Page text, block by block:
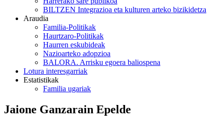
BILTZEN Integrazioa eta kulturen arteko bizikidetza
Araudia
Familia-Politikak
Haurtzaro-Politikak
Haurren eskubideak
Nazioarteko adopzioa
BALORA. Arrisku egoera baliospena
Lotura interesgarriak
Estatistikak
Familia ugariak
Jaione Ganzarain Epelde